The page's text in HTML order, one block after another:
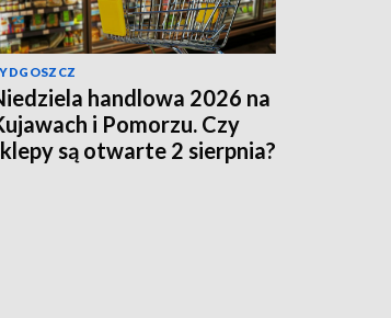
handlowa 2026 na
i Pomorzu. Czy
są otwarte 2 sierpnia?